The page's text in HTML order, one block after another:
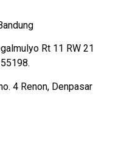
Rt 11 RW 21
4 Renon, Denpasar